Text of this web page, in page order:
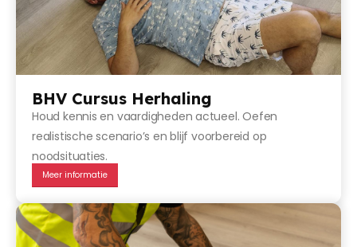
BHV Cursus Herhaling
Houd kennis en vaardigheden actueel. Oefen
realistische scenario’s en blijf voorbereid op
noodsituaties.
Meer informatie